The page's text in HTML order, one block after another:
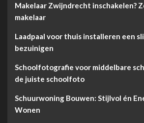
Makelaar Zwijndrecht inschakelen?
makelaar
Laadpaal voor thuis installeren een
bezuinigen
Schoolfotografie voor middelbare
de juiste schoolfoto
Schuurwoning Bouwen: Stijlvol én
Wonen